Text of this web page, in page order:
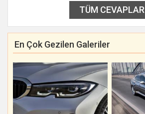
TÜM CEVAPLAR
En Çok Gezilen Galeriler